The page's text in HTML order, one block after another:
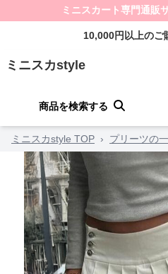
ミニスカート専門通販
10,000円以上のご
ミニスカstyle
商品を検索する
ミニスカstyle TOP › プリーツの